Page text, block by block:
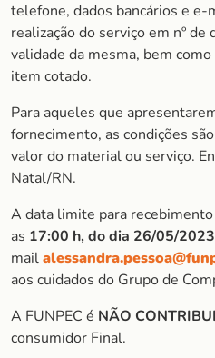
telefone, dados bancários e e-
realização do serviço em nº de
validade da mesma, bem
item cotado.
Para aqueles que
fornecimento, as condições
valor do material ou serviço.
Natal/RN.
A data limite para
as 17:00 h, do dia 26/05/2023
mail
aos cuidados do Grupo de
A FUNPEC é NÃO
consumidor Final.